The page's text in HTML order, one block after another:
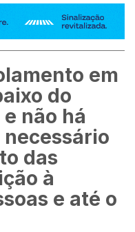
em
do
não há
das
à
e até o